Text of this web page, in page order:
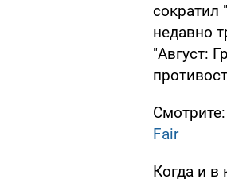
недавно
"Август:
Смотрите:
Fair
Когда и в